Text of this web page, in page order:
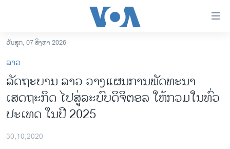
ເຂົ້າ
ຫາ
ຂ້າມ
ຂ້າມ
ຂ້າມ
ໄປ
ຫາ
ຊອກ
ລາວ
ອາເມຣິກາ
ການເລືອກຕັ້ງ ປະທານາທີບໍດີ ສະຫະລັດ 2024
ວັນສຸກ, 07 ສິງຫາ 2026
ລາວ
ລັດຖະບານ ລາວ ວາງແຜນການພັດທະນາ
ເສດຖະກິດ ໄປສູ່ລະບົບດິຈິຕອລ ໃຫ້ກວມໃນທົ່ວ
ປະເທດ ໃນປີ 2025
30,10,2020